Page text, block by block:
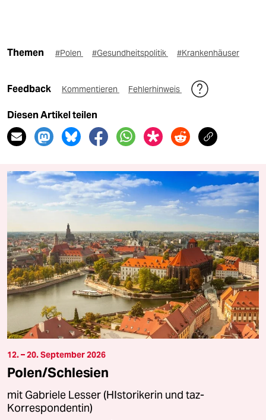
Themen #Polen #Gesundheitspolitik #Krankenhäuser
Feedback Kommentieren Fehlerhinweis
Diesen Artikel teilen
12. – 20. September 2026
Polen/Schlesien
mit Gabriele Lesser (HIstorikerin und taz-
Korrespondentin)